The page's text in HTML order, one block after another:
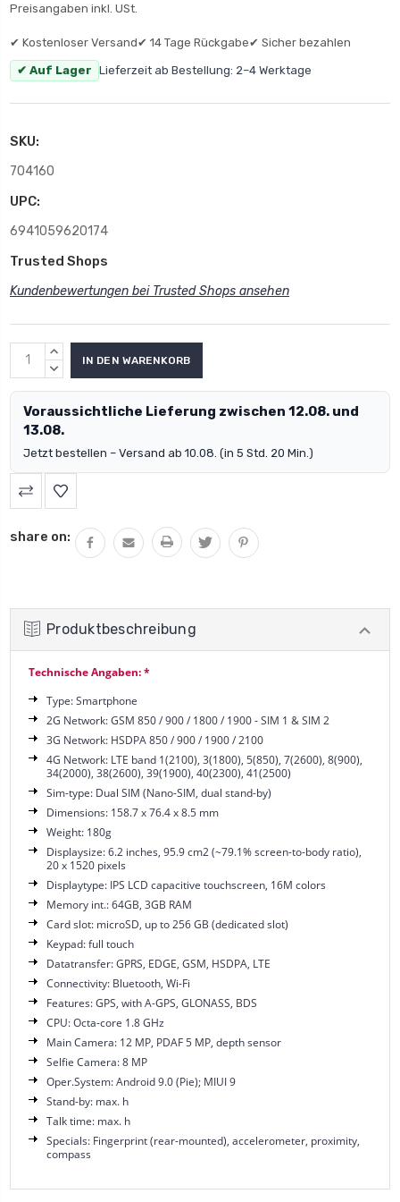
Preisangaben inkl. USt.
✔ Kostenloser Versand✔ 14 Tage Rückgabe✔ Sicher bezahlen
✔ Auf Lager Lieferzeit ab Bestellung: 2–4 Werktage
SKU:
704160
UPC:
6941059620174
Trusted Shops
Kundenbewertungen bei Trusted Shops ansehen
MENGE
ERHÖHEN:
MENGE
Voraussichtliche Lieferung zwischen 12.08. und
13.08.
Jetzt bestellen – Versand ab 10.08. (in 5 Std. 20 Min.)
share on:
Produktbeschreibung
Technische Angaben: *
Type: Smartphone
2G Network: GSM 850 / 900 / 1800 / 1900 - SIM 1 & SIM 2
3G Network: HSDPA 850 / 900 / 1900 / 2100
4G Network: LTE band 1(2100), 3(1800), 5(850), 7(2600), 8(900),
34(2000), 38(2600), 39(1900), 40(2300), 41(2500)
Sim-type: Dual SIM (Nano-SIM, dual stand-by)
Dimensions: 158.7 x 76.4 x 8.5 mm
Weight: 180g
Displaysize: 6.2 inches, 95.9 cm2 (~79.1% screen-to-body ratio),
20 x 1520 pixels
Displaytype: IPS LCD capacitive touchscreen, 16M colors
Memory int.: 64GB, 3GB RAM
Card slot: microSD, up to 256 GB (dedicated slot)
Keypad: full touch
Datatransfer: GPRS, EDGE, GSM, HSDPA, LTE
Connectivity: Bluetooth, Wi-Fi
Features: GPS, with A-GPS, GLONASS, BDS
CPU: Octa-core 1.8 GHz
Main Camera: 12 MP, PDAF 5 MP, depth sensor
Selfie Camera: 8 MP
Oper.System: Android 9.0 (Pie); MIUI 9
Stand-by: max. h
Talk time: max. h
Specials: Fingerprint (rear-mounted), accelerometer, proximity,
compass